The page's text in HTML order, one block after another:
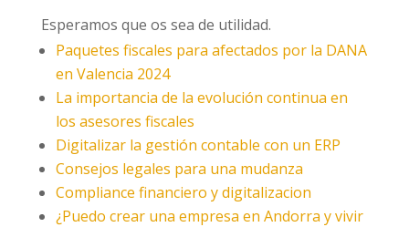
Esperamos que os sea de utilidad.
Paquetes fiscales para afectados por la DANA
en Valencia 2024
La importancia de la evolución continua en
los asesores fiscales
Digitalizar la gestión contable con un ERP
Consejos legales para una mudanza
Compliance financiero y digitalizacion
¿Puedo crear una empresa en Andorra y vivir